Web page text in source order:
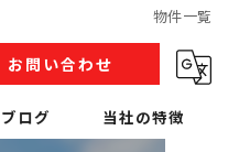
物件一覧
お問い合わせ
ブログ 当社の特徴